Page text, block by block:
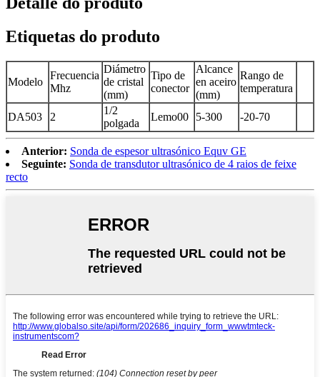
Etiquetas do produto
Modelo
Frecuencia
Mhz
Diámetro
de cristal
(mm)
Tipo de
conector
Alcance
en aceiro
(mm)
Rango de
temperatura
DA503 2
1/2
polgada
Lemo00 5-300 -20-70
Anterior: Sonda de espesor ultrasónico Equv GE
Seguinte: Sonda de transdutor ultrasónico de 4 raios de feixe
recto